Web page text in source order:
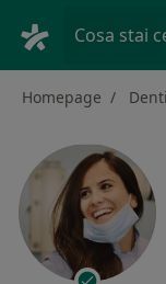
Cosa stai
Homepage